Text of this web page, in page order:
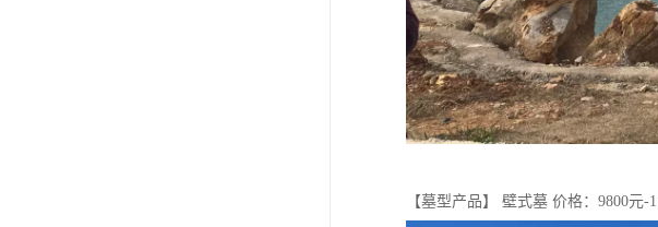
【墓型产品】 壁式墓 价格：9800元-